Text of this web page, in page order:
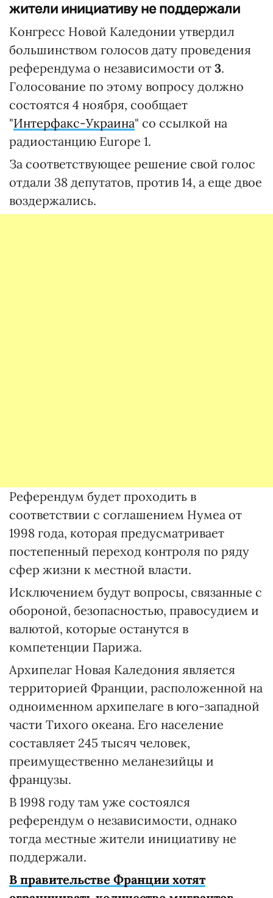
жители инициативу не поддержали
Конгресс Новой Каледонии утвердил
большинством голосов дату проведения
референдума о независимости от 3.
Голосование по этому вопросу должно
состоятся 4 ноября, сообщает
"Интерфакс-Украина" со ссылкой на
радиостанцию ​​Europe 1.
За соответствующее решение свой голос
отдали 38 депутатов, против 14, а еще двое
воздержались.
Референдум будет проходить в
соответствии с соглашением Нумеа от
1998 года, которая предусматривает
постепенный переход контроля по ряду
сфер жизни к местной власти.
Исключением будут вопросы, связанные с
обороной, безопасностью, правосудием и
валютой, которые останутся в
компетенции Парижа.
Архипелаг Новая Каледония является
территорией Франции, расположенной на
одноименном архипелаге в юго-западной
части Тихого океана. Его население
составляет 245 тысяч человек,
преимущественно меланезийцы и
французы.
В 1998 году там уже состоялся
референдум о независимости, однако
тогда местные жители инициативу не
поддержали.
В правительстве Франции хотят